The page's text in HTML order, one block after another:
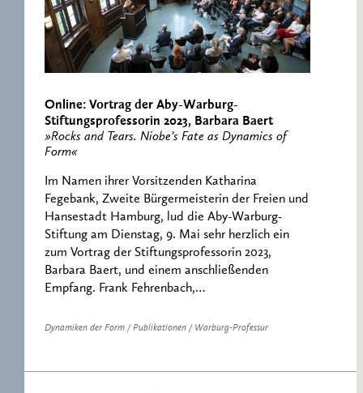
Online: Vortrag der Aby-Warburg-
Stiftungsprofessorin 2023, Barbara Baert
»Rocks and Tears. Niobe’s Fate as Dynamics of
Form«
Im Namen ihrer Vorsitzenden Katharina
Fegebank, Zweite Bürgermeisterin der Freien und
Hansestadt Hamburg, lud die Aby-Warburg-
Stiftung am Dienstag, 9. Mai sehr herzlich ein
zum Vortrag der Stiftungsprofessorin 2023,
Barbara Baert, und einem anschließenden
Empfang. Frank Fehrenbach,…
Dynamiken der Form / Publikationen / Warburg-Professur